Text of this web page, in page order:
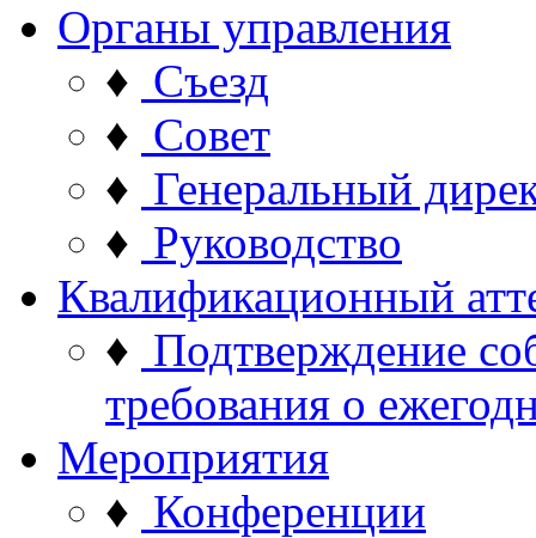
Органы управления
♦ Съезд
♦ Совет
♦ Генеральный
♦ Руководство
Квалификационный
♦ Подтверждение
требования о
Мероприятия
♦ Конференции